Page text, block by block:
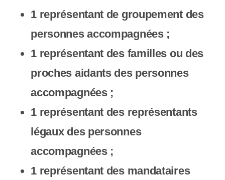
1 représentant de groupement des
personnes accompagnées ;
1 représentant des familles ou des
proches aidants des personnes
accompagnées ;
1 représentant des représentants
légaux des personnes
accompagnées ;
1 représentant des mandataires